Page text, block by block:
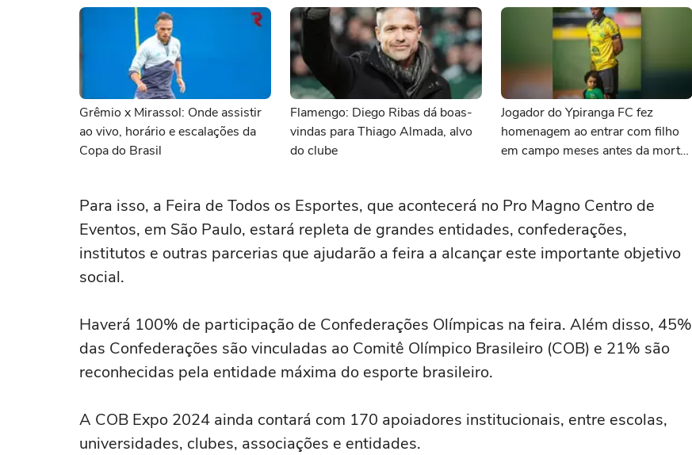
Grêmio x Mirassol: Onde assistir
ao vivo, horário e escalações da
Copa do Brasil
Flamengo: Diego Ribas dá boas-
vindas para Thiago Almada, alvo
do clube
Jogador do Ypiranga FC fez
homenagem ao entrar com filho
em campo meses antes da morte
Para isso, a Feira de Todos os Esportes, que acontecerá no Pro Magno Centro de
Eventos, em São Paulo, estará repleta de grandes entidades, confederações,
institutos e outras parcerias que ajudarão a feira a alcançar este importante objetivo
social.
Haverá 100% de participação de Confederações Olímpicas na feira. Além disso, 45%
das Confederações são vinculadas ao Comitê Olímpico Brasileiro (COB) e 21% são
reconhecidas pela entidade máxima do esporte brasileiro.
A COB Expo 2024 ainda contará com 170 apoiadores institucionais, entre escolas,
universidades, clubes, associações e entidades.